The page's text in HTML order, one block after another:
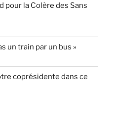
pour la Colère des Sans
un train par un bus »
coprésidente dans ce